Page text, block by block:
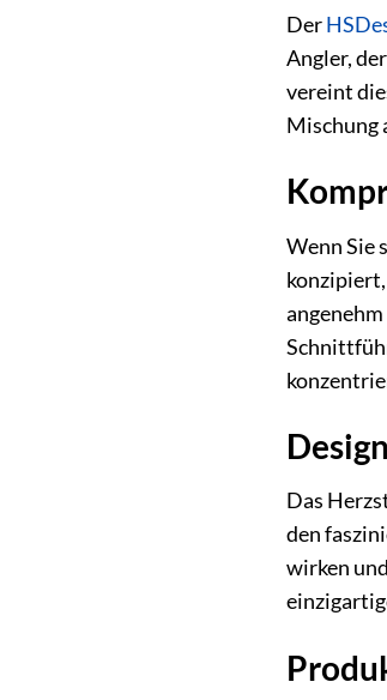
Der
Angler,
vereint
Mischung
Wenn Sie
Das
den
wirken